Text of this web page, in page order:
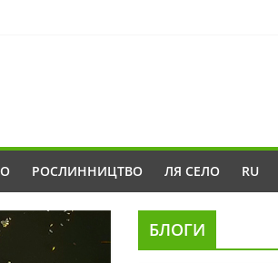
РОСЛИННИЦТВО ЛЯ СЕЛО RU
БЛОГИ